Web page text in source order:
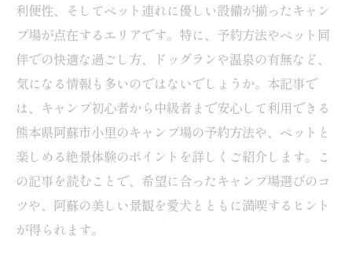
利便性、そしてペット連れに優しい設備が揃ったキャン
プ場が点在するエリアです。特に、予約方法やペット同
伴での快適な過ごし方、ドッグランや温泉の有無など、
気になる情報も多いのではないでしょうか。本記事で
は、キャンプ初心者から中級者まで安心して利用できる
熊本県阿蘇市小里のキャンプ場の予約方法や、ペットと
楽しめる絶景体験のポイントを詳しくご紹介します。こ
の記事を読むことで、希望に合ったキャンプ場選びのコ
ツや、阿蘇の美しい景観を愛犬とともに満喫するヒント
が得られます。